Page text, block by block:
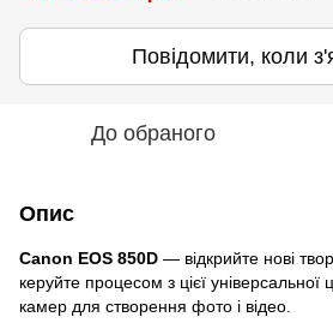
Повідомити, коли
До обраного
Опис
Canon EOS 850D — відкрийте нові
керуйте процесом з цієї
камер для створення фото і відео.